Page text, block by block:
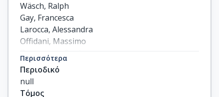
Wäsch, Ralph
Gay, Francesca
Larocca, Alessandra
Offidani, Massimo
Zweegman, Sonja
Terpos, Evangelos
others
Περισσότερα
Περιοδικό
null
Τόμος